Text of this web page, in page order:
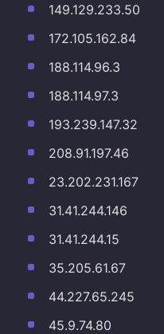
149.129.233.50
172.105.162.84
188.114.96.3
188.114.97.3
193.239.147.32
208.91.197.46
23.202.231.167
31.41.244.146
31.41.244.15
35.205.61.67
44.227.65.245
45.9.74.80